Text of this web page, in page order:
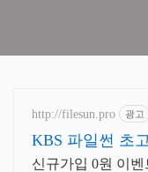
http://filesun.pro 광고
KBS 파일썬 초
보기!
신규가입 0원 이